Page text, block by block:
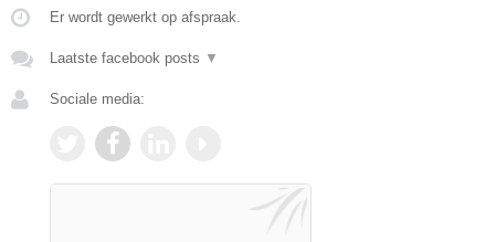
Er wordt gewerkt op afspraak.
Laatste facebook posts ▼
Sociale media: